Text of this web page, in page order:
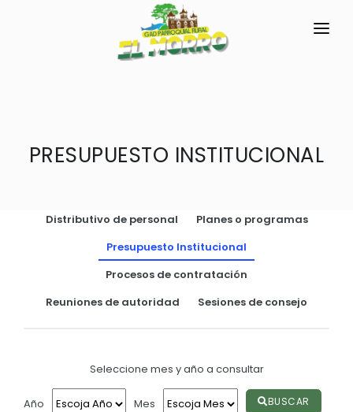
RESEÑA HISTÓRICA
Ubicación
GAD
GESTIÓN Y PRESUPUESTO
GESTIÓN INSTITUCIONAL
Convocatorias
GESTIÓN ADMINISTRATIVA
MECANISMOS DE PARTICIPACIÓN
CIUDADANÍA ACTIVA
PRESUPUESTO INSTITUCIONAL
Distributivo de personal
Planes o programas
Presupuesto Institucional
Procesos de contratación
Reuniones de autoridad
Sesiones de consejo
Seleccione mes y año a consultar
Año Mes BUSCAR